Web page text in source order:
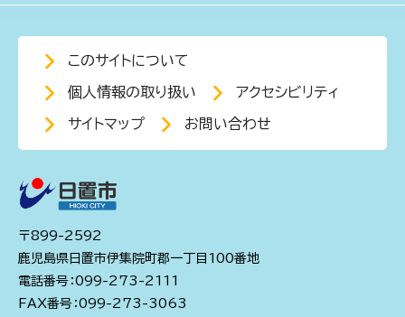
このサイトについて
個人情報の取り扱い アクセシビリティ
サイトマップ お問い合わせ
〒899-2592
鹿児島県日置市伊集院町郡一丁目100番地
電話番号：099-273-2111
FAX番号：099-273-3063